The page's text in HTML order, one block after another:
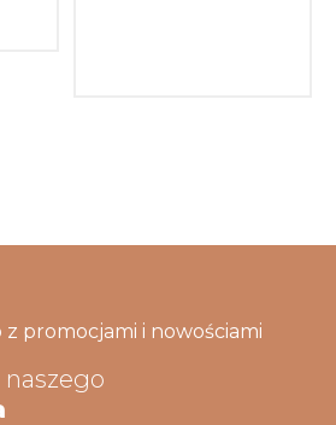
z promocjami i nowościami
naszego